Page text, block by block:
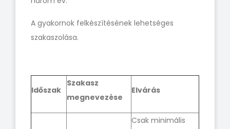
A gyakornok felkészítésének lehetséges
szakaszolása.
Időszak
Szakasz
megnevezése
Elvárás
Csak minimális